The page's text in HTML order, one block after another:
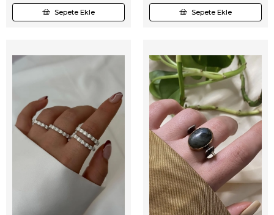
Sepete Ekle Sepete Ekle